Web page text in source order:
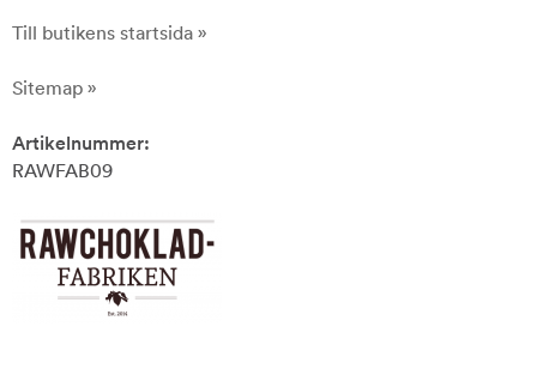
Till butikens startsida »
Sitemap »
Artikelnummer:
RAWFAB09